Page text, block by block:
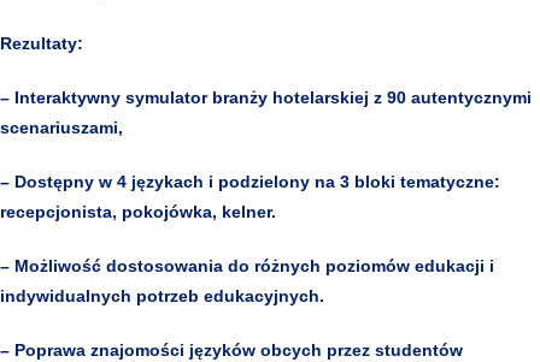
Rezultaty:
– Interaktywny symulator branży hotelarskiej z 90 autentycznymi
scenariuszami,
– Dostępny w 4 językach i podzielony na 3 bloki tematyczne:
recepcjonista, pokojówka, kelner.
– Możliwość dostosowania do różnych poziomów edukacji i
indywidualnych potrzeb edukacyjnych.
– Poprawa znajomości języków obcych przez studentów